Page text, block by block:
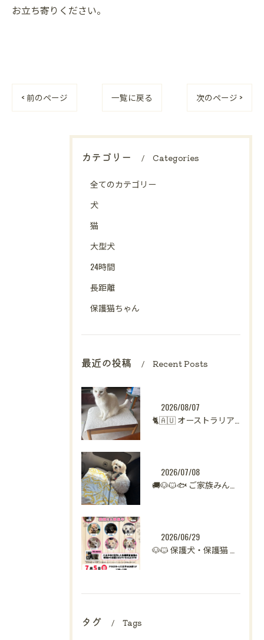
お立ち寄りください。
< 前のページ 一覧に戻る 次のページ >
カテゴリー Categories
全てのカテゴリー
犬
猫
大型犬
24時間
長距離
保護猫ちゃん
最近の投稿 Recent Posts
2026/08/07
2026/07/08
2026/06/29
タグ Tags